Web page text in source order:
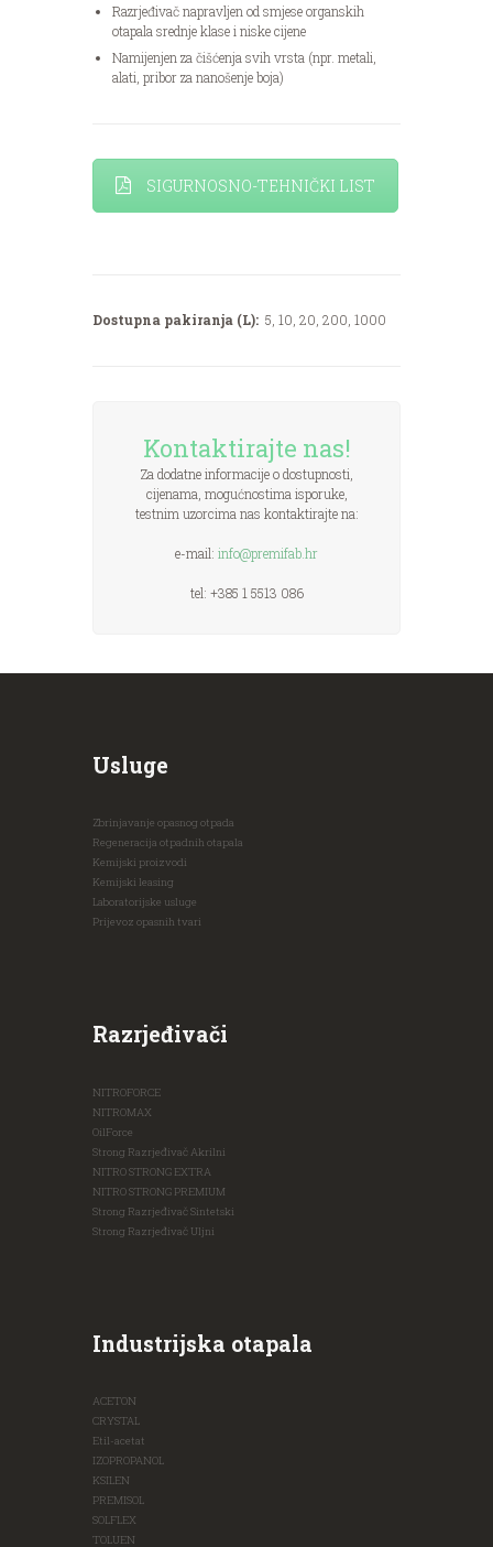
Razrjeđivač napravljen od smjese organskih
otapala srednje klase i niske cijene
Namijenjen za čišćenja svih vrsta (npr. metali,
alati, pribor za nanošenje boja)
SIGURNOSNO-TEHNIČKI LIST
Dostupna pakiranja (L): 5, 10, 20, 200, 1000
Kontaktirajte nas!
Za dodatne informacije o dostupnosti,
cijenama, mogućnostima isporuke,
testnim uzorcima nas kontaktirajte na:
e-mail: info@premifab.hr
tel: +385 1 5513 086
Usluge
Zbrinjavanje opasnog otpada
Regeneracija otpadnih otapala
Kemijski proizvodi
Kemijski leasing
Laboratorijske usluge
Prijevoz opasnih tvari
Razrjeđivači
NITROFORCE
NITROMAX
OilForce
Strong Razrjeđivač Akrilni
NITRO STRONG EXTRA
NITRO STRONG PREMIUM
Strong Razrjeđivač Sintetski
Strong Razrjeđivač Uljni
Industrijska otapala
ACETON
CRYSTAL
Etil-acetat
IZOPROPANOL
KSILEN
PREMISOL
SOLFLEX
TOLUEN